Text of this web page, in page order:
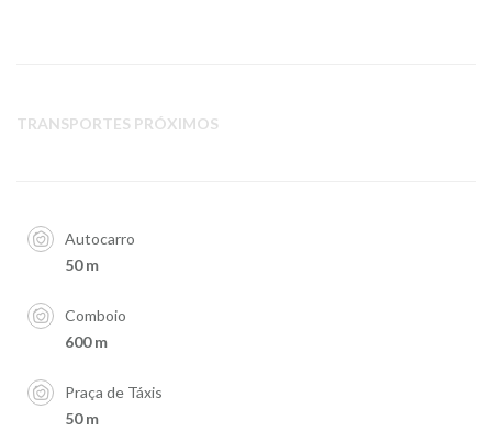
TRANSPORTES PRÓXIMOS
Autocarro
50 m
Comboio
600 m
Praça de Táxis
50 m